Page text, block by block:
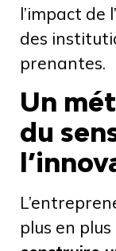
l’impact de
des
prenantes.
Un
du
plus en